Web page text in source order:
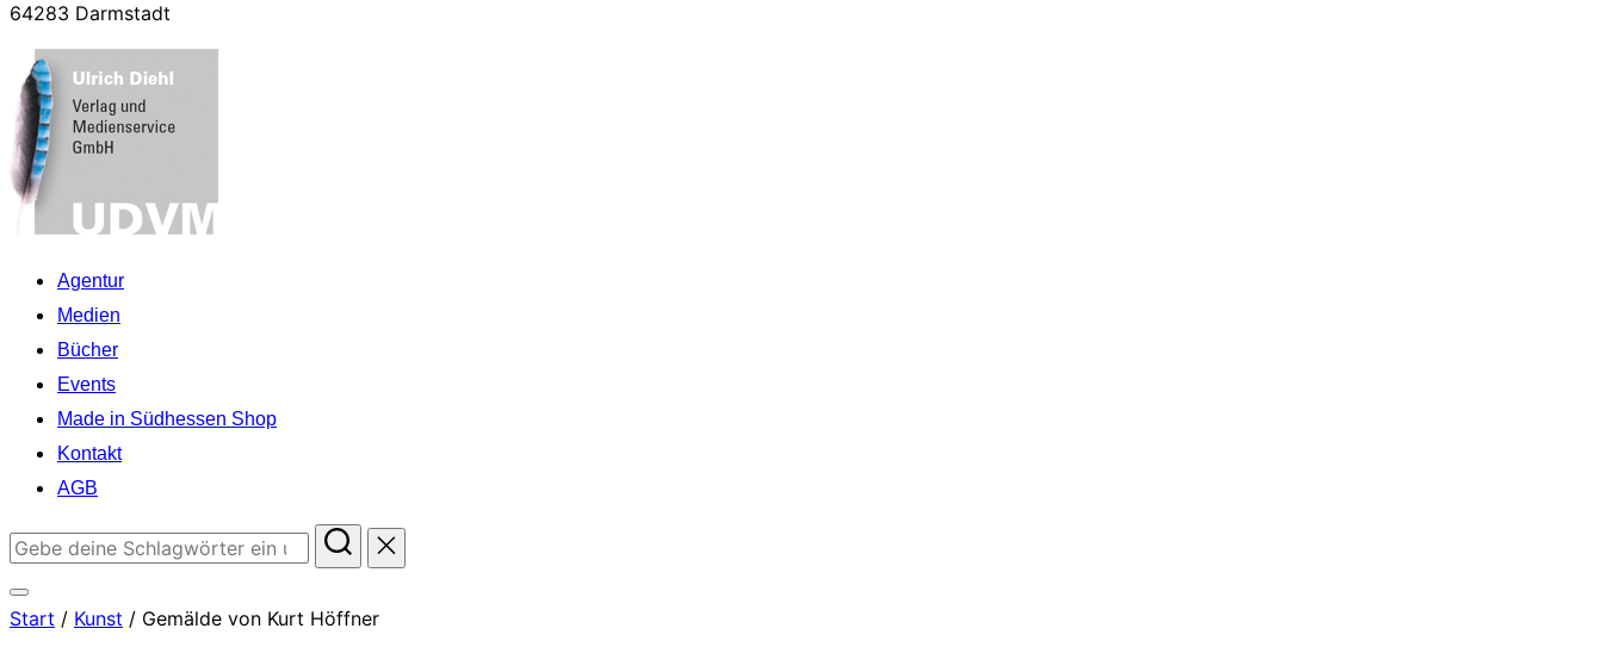
64283 Darmstadt
Zum
Inhalt
springen
Agentur
Medien
Bücher
Events
Made in Südhessen Shop
Kontakt
AGB
Suchen
Seitenleiste
Start / Kunst / Gemälde von Kurt Höffner